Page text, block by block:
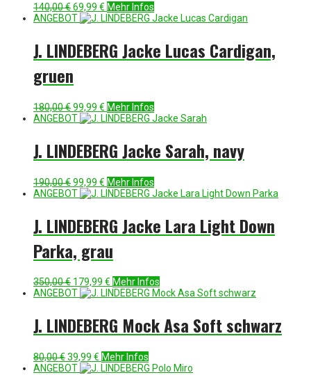
140,00€Ursprünglicher
Preis
69,99 € Aktueller
Preis
Mehr Infos
ANGEBOT
J. LINDEBERG Jacke Lucas Cardigan,
gruen
180,00€Ursprünglicher
Preis
99,99 € Aktueller
Preis
Mehr Infos
ANGEBOT
J. LINDEBERG Jacke Sarah, navy
190,00€Ursprünglicher
Preis
99,99 € Aktueller
Preis
Mehr Infos
ANGEBOT
J. LINDEBERG Jacke Lara Light Down
Parka, grau
350,00€ Ursprünglicher
Preis
179,99 € Aktueller
Preis
Mehr Infos
ANGEBOT
J. LINDEBERG Mock Asa Soft schwarz
80,00€Ursprünglicher
Preis
39,99 € Aktueller
Preis
Mehr Infos
ANGEBOT